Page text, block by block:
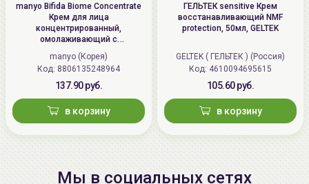
manyo Bifida Biome Concentrate
Крем для лица
концентрированный,
омолаживающий с
бифидобактериями | 50мл |
Bifida Biome Concentrate Cream
manyo (Корея)
Код: 8806135248964
137.90 руб.
в корзину
ГЕЛЬТЕК sensitive Крем
восстанавливающий NMF
protection, 50мл, GELTEK
GELTEK ( ГЕЛЬТЕК ) (Россия)
Код: 4610094695615
105.60 руб.
в корзину
Мы в социальных сетях